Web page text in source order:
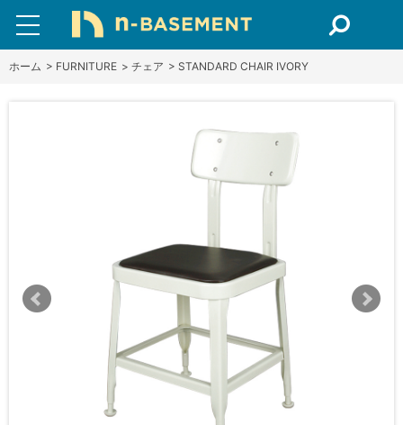
ホーム > FURNITURE > チェア > STANDARD CHAIR IVORY